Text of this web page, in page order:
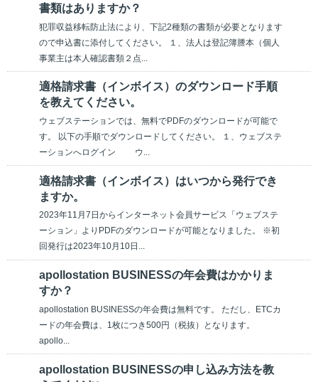
書類はありますか？
犯罪収益移転防止法により、下記2種類の書類が必要となります
ので申込書に添付してください。 １、法人は登記簿謄本（個人
事業主は本人確認書類２点...
適格請求書（インボイス）のダウンロード手順
を教えてください。
ウェブステーションでは、無料でPDFのダウンロードが可能で
す。 以下の手順でダウンロードしてください。 １、ウェブステ
ーションへログイン ウ...
適格請求書（インボイス）はいつから発行でき
ますか。
2023年11月7日からインターネット会員サービス「ウェブステ
ーション」よりPDFのダウンロードが可能となりました。 ※初
回発行は2023年10月10日...
apollostation BUSINESSの年会費はかかりま
すか？
apollostation BUSINESSの年会費は無料です。 ただし、ETCカ
ードの年会費は、1枚につき500円（税抜）となります。
apollo...
apollostation BUSINESSの申し込み方法を教